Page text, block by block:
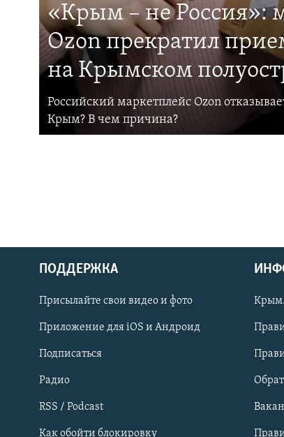
Українською
Qırımtatar
ПРИСОЕДИНЯЙТЕСЬ!
«Крым – не Россия»:
Ozon прекратил
на Крымском
Российский маркетплейс Ozon
Крым? В чем причина?
ПОДДЕРЖКА
Присылайте свои видео и фото
Приложение для iOS и Андроид
Подписаться
Радио
RSS / Podcast
Как обойти блокировку